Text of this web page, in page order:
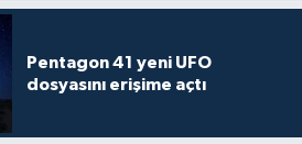
Pentagon 41 yeni UFO
dosyasını erişime açtı